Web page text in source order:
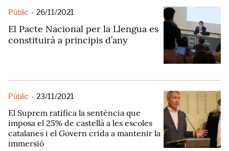
Públic - 26/11/2021
El Pacte Nacional per la Llengua es
constituirà a principis d’any
Públic - 23/11/2021
El Suprem ratifica la sentència que
imposa el 25% de castellà a les escoles
catalanes i el Govern crida a mantenir la
immersió